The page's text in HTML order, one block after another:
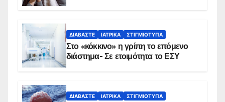
ΔΙΑΒΆΣΤΕ ΙΑΤΡΙΚΆ ΣΤΙΓΜΙΌΤΥΠΑ
Στο «κόκκινο» η γρίπη το επόμενο
διάστημα- Σε ετοιμότητα το ΕΣΥ
ΔΙΑΒΆΣΤΕ ΙΑΤΡΙΚΆ ΣΤΙΓΜΙΌΤΥΠΑ